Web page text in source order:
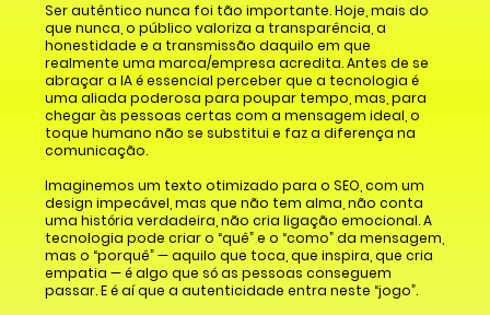
Ser autêntico nunca foi tão importante. Hoje, mais do
que nunca, o público valoriza a transparência, a
honestidade e a transmissão daquilo em que
realmente uma marca/empresa acredita. Antes de se
abraçar a IA é essencial perceber que a tecnologia é
uma aliada poderosa para poupar tempo, mas, para
chegar às pessoas certas com a mensagem ideal, o
toque humano não se substitui e faz a diferença na
comunicação.
Imaginemos um texto otimizado para o SEO, com um
design impecável, mas que não tem alma, não conta
uma história verdadeira, não cria ligação emocional. A
tecnologia pode criar o “quê” e o “como” da mensagem,
mas o “porquê” — aquilo que toca, que inspira, que cria
empatia — é algo que só as pessoas conseguem
passar. E é aí que a autenticidade entra neste “jogo”.